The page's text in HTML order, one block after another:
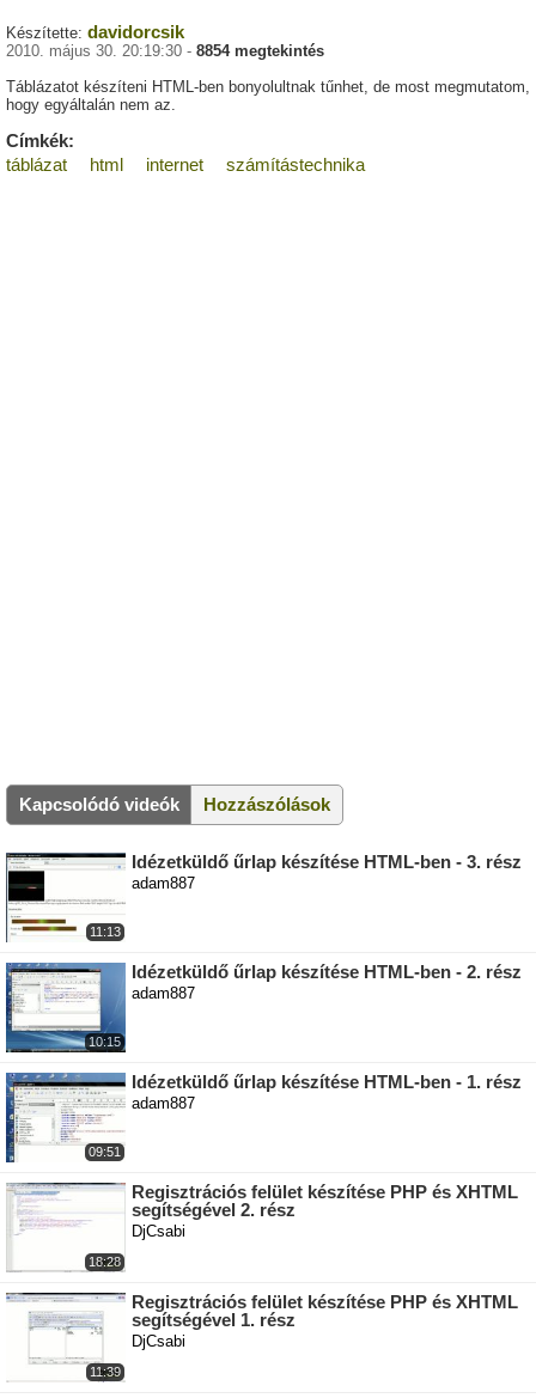
Készítette: davidorcsik
2010. május 30. 20:19:30 - 8854 megtekintés
Táblázatot készíteni HTML-ben bonyolultnak tűnhet, de most megmutatom,
hogy egyáltalán nem az.
Címkék:
táblázat
html internet számítástechnika
Kapcsolódó videók Hozzászólások
11:13
Idézetküldő űrlap készítése HTML-ben - 3. rész
adam887
10:15
Idézetküldő űrlap készítése HTML-ben - 2. rész
adam887
09:51
Idézetküldő űrlap készítése HTML-ben - 1. rész
adam887
18:28
Regisztrációs felület készítése PHP és XHTML
segítségével 2. rész
DjCsabi
11:39
Regisztrációs felület készítése PHP és XHTML
segítségével 1. rész
DjCsabi